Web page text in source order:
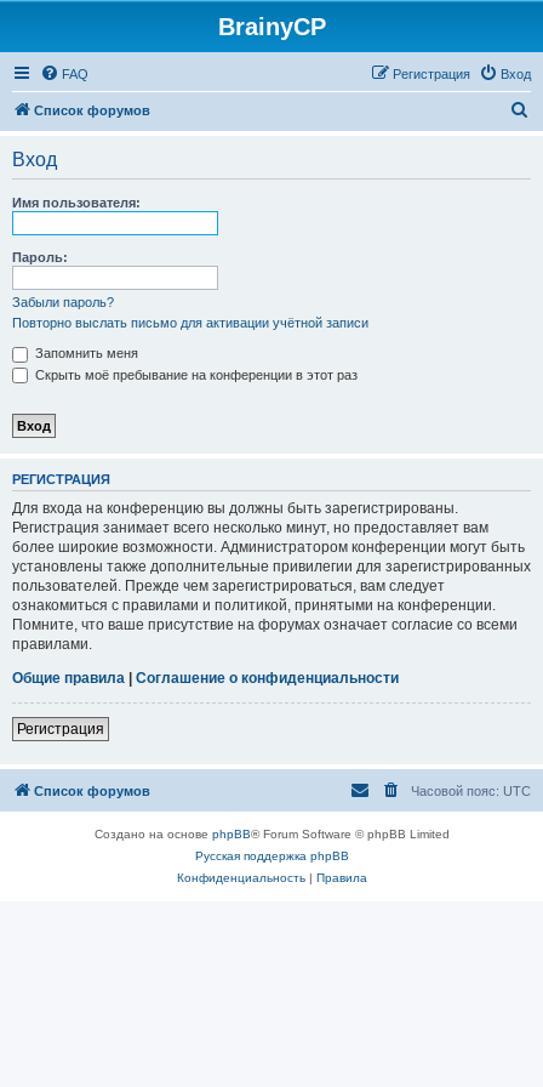
BrainyCP
FAQ Вход
Регистрация
Список форумов
Вход
Имя пользователя:
Пароль:
Забыли пароль?
Повторно выслать письмо для активации учётной записи
Запомнить меня
Скрыть моё пребывание на конференции в этот раз
РЕГИСТРАЦИЯ
Для входа на конференцию вы должны быть зарегистрированы.
Регистрация занимает всего несколько минут, но предоставляет вам
более широкие возможности. Администратором конференции могут быть
установлены также дополнительные привилегии для зарегистрированных
пользователей. Прежде чем зарегистрироваться, вам следует
ознакомиться с правилами и политикой, принятыми на конференции.
Помните, что ваше присутствие на форумах означает согласие со всеми
правилами.
Общие правила | Соглашение о конфиденциальности
Регистрация
Список форумов Часовой пояс: UTC
Создано на основе phpBB® Forum Software © phpBB Limited
Русская поддержка phpBB
Конфиденциальность| Правила